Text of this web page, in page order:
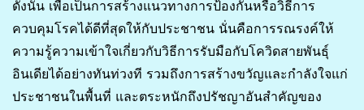
ดังนั้น เพื่อเป็นการสร้างแนวทางการป้องกันหรือวิธีการ
ควบคุมโรคได้ดีที่สุดให้กับประชาชน นั่นคือการรณรงค์ให้
ความรู้ความเข้าใจเกี่ยวกับวิธีการรับมือกับโควิดสายพันธุ์
อินเดียได้อย่างทันท่วงที รวมถึงการสร้างขวัญและกำลังใจแก่
ประชาชนในพื้นที่ และตระหนักถึงปรัชญาอันสำคัญของ